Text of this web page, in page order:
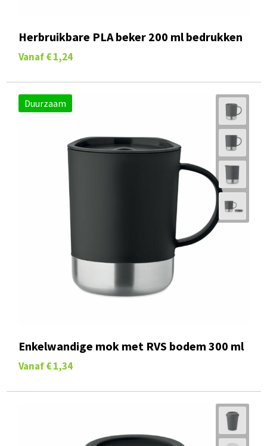
Herbruikbare PLA beker 200 ml bedrukken
Vanaf € 1,24
Duurzaam
Enkelwandige mok met RVS bodem 300 ml
Vanaf € 1,34